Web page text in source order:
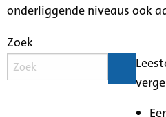
onderliggende niveaus ook
Zoek